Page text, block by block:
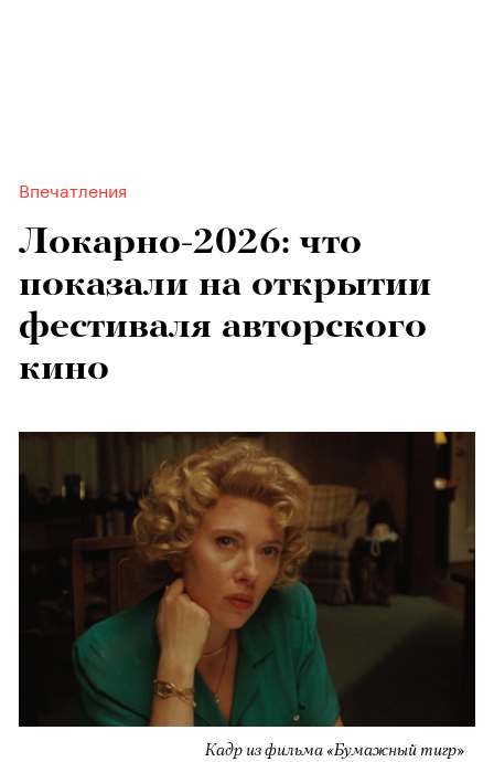
Впечатления
Локарно-2026: что
показали на открытии
фестиваля авторского
кино
Кадр из фильма «Бумажный тигр»